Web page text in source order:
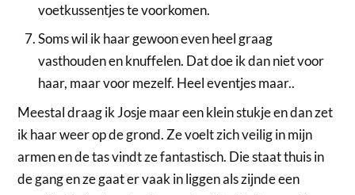
voetkussentjes te voorkomen.
Soms wil ik haar gewoon even heel graag
vasthouden en knuffelen. Dat doe ik dan niet voor
haar, maar voor mezelf. Heel eventjes maar..
Meestal draag ik Josje maar een klein stukje en dan zet
ik haar weer op de grond. Ze voelt zich veilig in mijn
armen en de tas vindt ze fantastisch. Die staat thuis in
de gang en ze gaat er vaak in liggen als zijnde een